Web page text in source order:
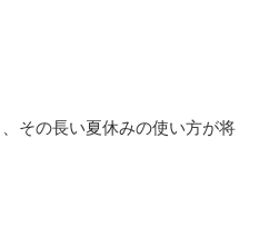
その長い夏休みの使い方が将